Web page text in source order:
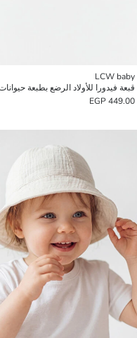
LCW baby
قبعة فيدورا للأولاد الرضع بطبعة
449.00 EGP